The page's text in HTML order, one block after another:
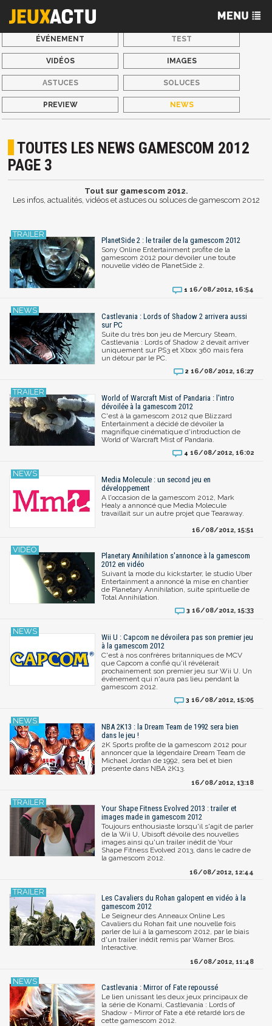
ÉVÉNEMENT TEST
VIDÉOS IMAGES
ASTUCES SOLUCES
PREVIEW NEWS
TOUTES LES NEWS GAMESCOM 2012
PAGE 3
Tout sur gamescom 2012.
Les infos, actualités, vidéos et astuces ou soluces de gamescom 2012
PlanetSide 2 : le trailer de la gamescom 2012
Sony Online Entertainment profite de la
gamescom 2012 pour dévoiler une toute
nouvelle vidéo de PlanetSide 2.
1 16/08/2012, 16:54
Castlevania : Lords of Shadow 2 arrivera aussi
sur PC
Suite du très bon jeu de Mercury Steam,
Castlevania : Lords of Shadow 2 devait arriver
uniquement sur PS3 et Xbox 360 mais fera
un détour par le PC.
2 16/08/2012, 16:27
World of Warcraft Mist of Pandaria : l'intro
dévoilée à la gamescom 2012
C'est à la gamescom 2012 que Blizzard
Entertainment a décidé de dévoiler la
magnifique cinématique d'introduction de
World of Warcraft Mist of Pandaria.
4 16/08/2012, 16:02
Media Molecule : un second jeu en
développement
A l'occasion de la gamescom 2012, Mark
Healy a annoncé que Media Molecule
travaillait sur un autre projet que Tearaway.
16/08/2012, 15:51
Planetary Annihilation s'annonce à la gamescom
2012 en vidéo
Suivant la mode du kickstarter, le studio Uber
Entertainment a annoncé la mise en chantier
de Planetary Annihilation, suite spirituelle de
Total Annihilation.
3 16/08/2012, 15:33
Wii U : Capcom ne dévoilera pas son premier jeu
à la gamescom 2012
C'est à nos confrères britanniques de MCV
que Capcom a confié qu'il révélerait
prochainement son premier jeu sur Wii U. Un
événement qui n'aura pas lieu pendant la
gamescom 2012.
3 16/08/2012, 15:05
NBA 2K13 : la Dream Team de 1992 sera bien
dans le jeu !
2K Sports profite de la gamescom 2012 pour
annoncer que la légendaire Dream Team de
Michael Jordan de 1992, sera bel et bien
présente dans NBA 2K13.
16/08/2012, 13:18
Your Shape Fitness Evolved 2013 : trailer et
images made in gamescom 2012
Toujours enthousiaste lorsqu'il s'agit de parler
de la Wii U, Ubisoft dévoile des nouvelles
images ainsi qu'un trailer inédit de Your
Shape Fitness Evolved 2013, dans le cadre de
la gamescom 2012.
16/08/2012, 12:44
Les Cavaliers du Rohan galopent en vidéo à la
gamescom 2012
Le Seigneur des Anneaux Online Les
Cavaliers du Rohan fait une nouvelle fois
parler de lui à la gamescom 2012, par le biais
d'un trailer inédit remis par Warner Bros.
Interactive.
16/08/2012, 11:48
Castlevania : Mirror of Fate repoussé
Le lien unissant les deux jeux principaux de
la série de Konami, Castlevania : Lords of
Shadow - Mirror of Fate a été retardé lors de
cette gamescom 2012.